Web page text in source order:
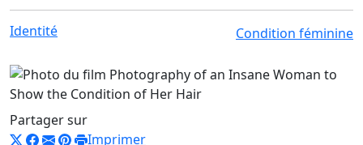
Identité Condition féminine
Partager sur
Imprimer